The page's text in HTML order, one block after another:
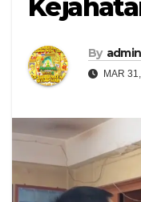
By admin
MAR